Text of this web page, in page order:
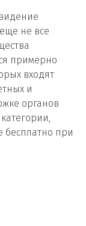
не все
примерно
входят
и
органов
бесплатно при